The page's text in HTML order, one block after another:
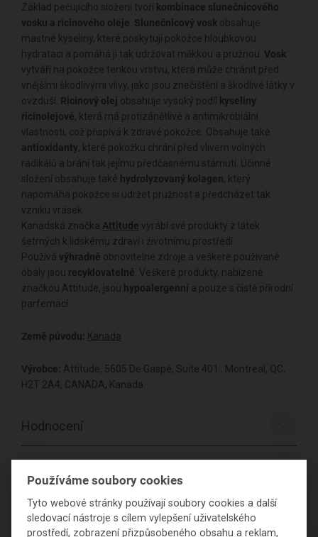
Základ pečujícího složení tvoří kombinace slunečnicového
vosku a ricinového oleje Slunečnicový vosk obsahuje
mastné kyseliny, které poskytují pokožce hloubkovou
hydrataci a pomáhá ji tak udržovat měkkou a pružnou. Vosk
vytváří na pokožce tenkou vrstvu, která může chránit před
vnějšími škodlivými vlivy, jako jsou znečištění a škodlivé látky v
ovzduší. Ricinový olej obsahuje vysoký podíl kyseliny
ricinolejové, která má protizánětlivé a antimikrobiální
vlastnosti, což přispívá k zdravé pokožce. Obsahuje také
antioxidanty, které pokožku chrání před vlivem volných
radikálů a brání tak jejímu předčasnému stárnutí. Účinné
složení obsahuje také hydrolyzovaný kolagen, který
napomáhá pokožce si udržet pružnost a předcházet tak
vzniku vrásek.
Kanadská značka Attitude vyrábí své produkty z látek
šetrných k lidskému zdraví i životnímu prostředí.
Používá výhradně obnovitelné zdroje a veškeré používané
obaly jsou recyklovatelné . Veškeré produkty, nabízené
značkou Attitude, jsou hypoalergenní a pouze s čistě přírodní
parfemací.
Země původu: Kanada
Výrobce: Attitude, 5605 De Gaspé, Suite 401 , Montreal, QC,
H2T 2A4, CANADA, Kanada
Hodnocení
Používáme soubory cookies
Tyto webové stránky používají soubory cookies a další
sledovací nástroje s cílem vylepšení uživatelského
prostředí, zobrazení přizpůsobeného obsahu a reklam,